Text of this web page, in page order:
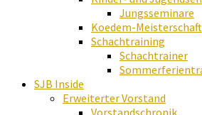
Jungsseminare
Koedem-Meisterschaft
Schachtraining
Schachtrainer
SJB Inside
Erweiterter Vorstand
Vorstandschronik